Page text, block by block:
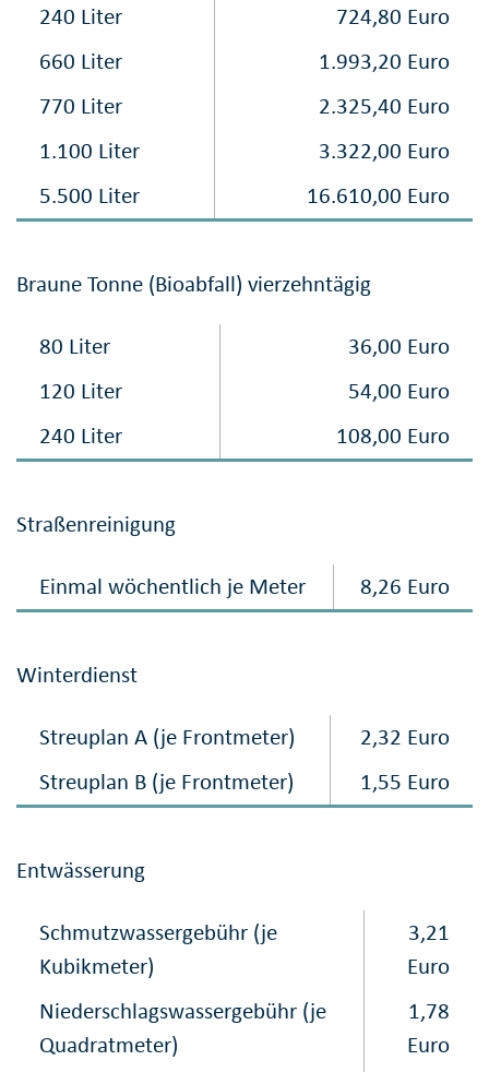
240 Liter
724,80 Euro
660 Liter
1.993,20 Euro
770 Liter
2.325,40 Euro
1.100 Liter
3.322,00 Euro
5.500 Liter
16.610,00 Euro
Braune Tonne (Bioabfall) vierzehntägig
80 Liter
36,00 Euro
120 Liter
54,00 Euro
240 Liter
108,00 Euro
Straßenreinigung
Einmal wöchentlich je Meter 8,26 Euro
Winterdienst
Streuplan A (je Frontmeter)
2,32 Euro
Streuplan B (je Frontmeter)
1,55 Euro
Entwässerung
Schmutzwassergebühr (je
Kubikmeter)
3,21
Euro
Niederschlagswasser​gebühr (je
Quadratmeter)
1,78
Euro